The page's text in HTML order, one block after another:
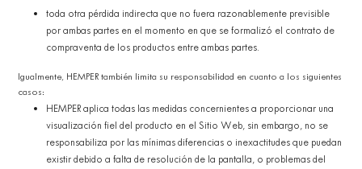
toda otra pérdida indirecta que no fuera razonablemente previsible
por ambas partes en el momento en que se formalizó el contrato de
compraventa de los productos entre ambas partes.
Igualmente, HEMPER también limita su responsabilidad en cuanto a los siguientes
casos:
HEMPER aplica todas las medidas concernientes a proporcionar una
visualización fiel del producto en el Sitio Web, sin embargo, no se
responsabiliza por las mínimas diferencias o inexactitudes que puedan
existir debido a falta de resolución de la pantalla, o problemas del